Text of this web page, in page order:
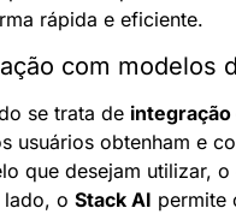
rápida e eficiente.
com modelos
se trata de
usuários obtenham e
que desejam utilizar,
o Stack AI permite